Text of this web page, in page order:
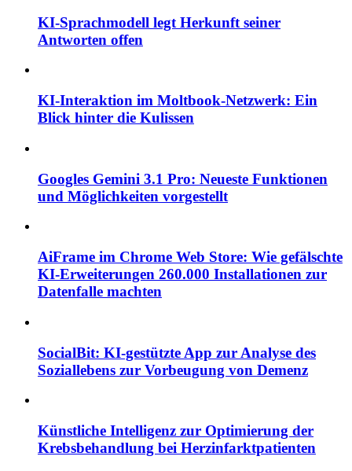
KI-Sprachmodell legt Herkunft seiner
Antworten offen
KI-Interaktion im Moltbook-Netzwerk: Ein
Blick hinter die Kulissen
Googles Gemini 3.1 Pro: Neueste Funktionen
und Möglichkeiten vorgestellt
AiFrame im Chrome Web Store: Wie gefälschte
KI-Erweiterungen 260.000 Installationen zur
Datenfalle machten
SocialBit: KI-gestützte App zur Analyse des
Soziallebens zur Vorbeugung von Demenz
Künstliche Intelligenz zur Optimierung der
Krebsbehandlung bei Herzinfarktpatienten